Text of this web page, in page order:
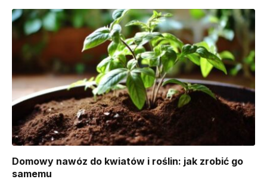
Domowy nawóz do kwiatów i roślin: jak zrobić go
samemu